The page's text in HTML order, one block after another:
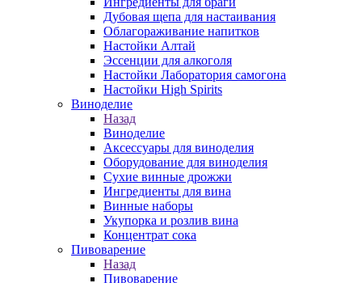
Дубовая щепа для настаивания
Облагораживание напитков
Настойки Алтай
Эссенции для алкоголя
Настойки Лаборатория самогона
Настойки High Spirits
Виноделие
Назад
Виноделие
Аксессуары для виноделия
Оборудование для виноделия
Сухие винные дрожжи
Ингредиенты для вина
Винные наборы
Укупорка и розлив вина
Концентрат сока
Пивоварение
Назад
Пивоварение